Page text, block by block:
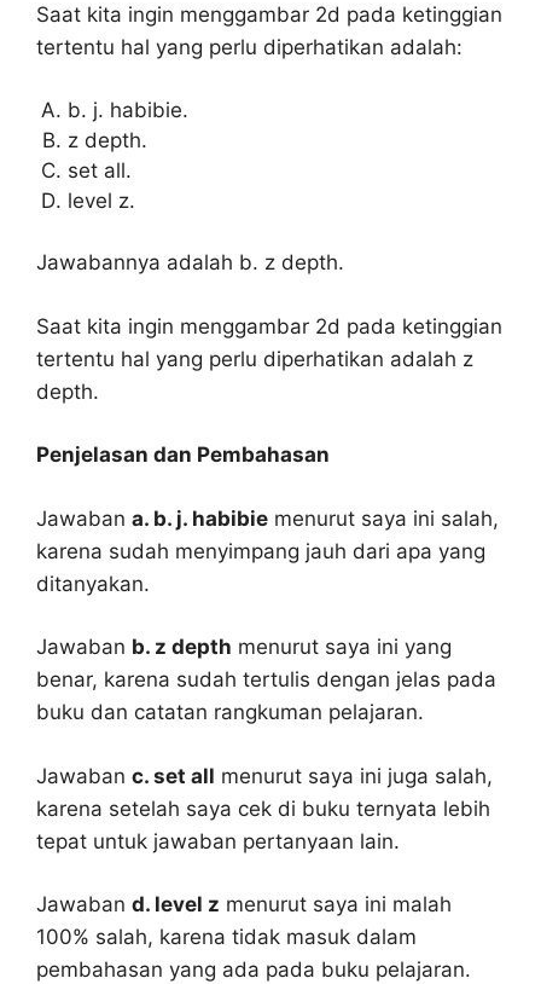
Saat kita ingin menggambar 2d pada ketinggian
tertentu hal yang perlu diperhatikan adalah:
b. j. habibie.
z depth.
set all.
level z.
Jawabannya adalah b. z depth.
Saat kita ingin menggambar 2d pada ketinggian
tertentu hal yang perlu diperhatikan adalah z
depth.
Penjelasan dan Pembahasan
Jawaban a. b. j. habibie menurut saya ini salah,
karena sudah menyimpang jauh dari apa yang
ditanyakan.
Jawaban b. z depth menurut saya ini yang
benar, karena sudah tertulis dengan jelas pada
buku dan catatan rangkuman pelajaran.
Jawaban c. set all menurut saya ini juga salah,
karena setelah saya cek di buku ternyata lebih
tepat untuk jawaban pertanyaan lain.
Jawaban d. level z menurut saya ini malah
100% salah, karena tidak masuk dalam
pembahasan yang ada pada buku pelajaran.